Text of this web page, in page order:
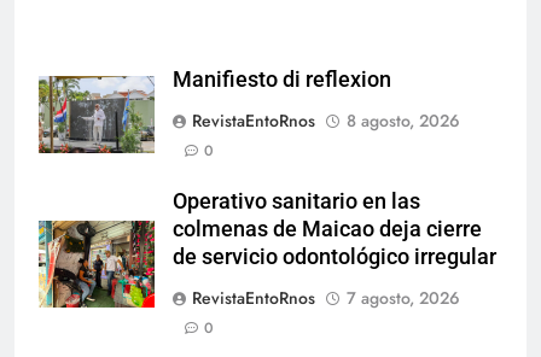
Manifiesto di reflexion
RevistaEntoRnos
8 agosto, 2026
0
Operativo sanitario en las
colmenas de Maicao deja cierre
de servicio odontológico irregular
RevistaEntoRnos
7 agosto, 2026
0